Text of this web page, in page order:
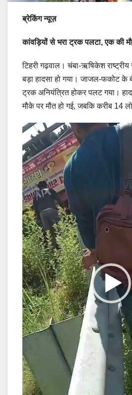
ब्रेकिंग न्यूज़
कांवड़ियों से भरा ट्रक पलटा, एक की
टिहरी गढ़वाल। चंबा-ऋषिकेश
बड़ा हादसा हो गया। जाजल-फकोट के
ट्रक अनियंत्रित होकर पलट गया।
मौके पर मौत हो गई, जबकि करीब 14
Video
Player